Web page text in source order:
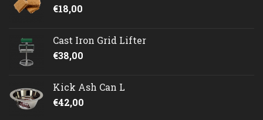
€18,00
Cast Iron Grid Lifter
€38,00
Kick Ash Can L
€42,00